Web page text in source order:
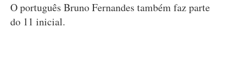
O português Bruno Fernandes também faz parte
do 11 inicial.